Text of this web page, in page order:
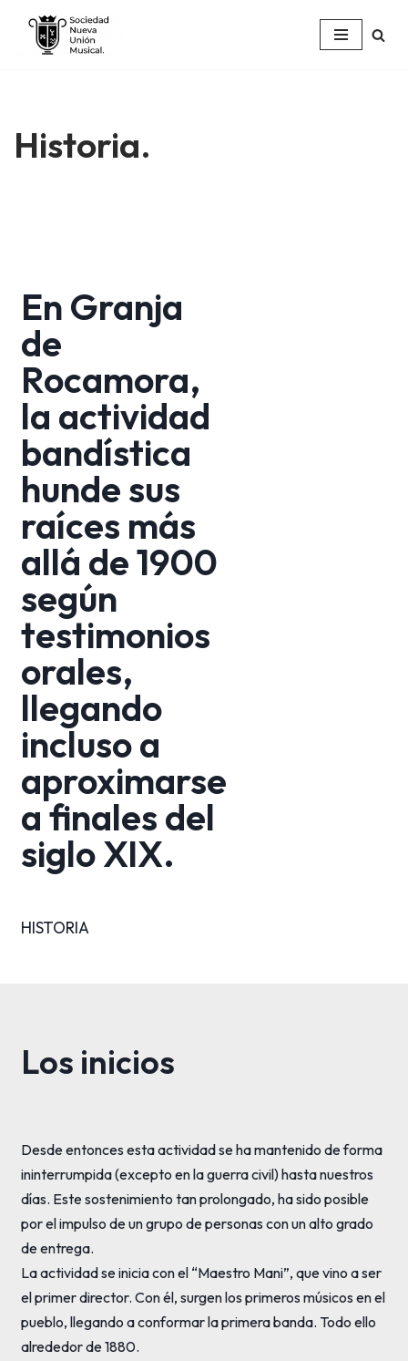
Saltar
Historia.
En Granja
de
Rocamora,
la actividad
bandística
hunde sus
raíces más
allá de 1900
según
testimonios
orales,
llegando
incluso a
aproximarse
a finales del
siglo XIX.
HISTORIA
Los inicios
Desde entonces esta actividad se ha mantenido de forma
ininterrumpida (excepto en la guerra civil) hasta nuestros
días. Este sostenimiento tan prolongado, ha sido posible
por el impulso de un grupo de personas con un alto grado
de entrega.
La actividad se inicia con el “Maestro Mani”, que vino a ser
el primer director. Con él, surgen los primeros músicos en el
pueblo, llegando a conformar la primera banda. Todo ello
alrededor de 1880.